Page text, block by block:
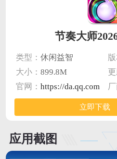
节奏大师
类型： 休闲益智
大小： 899.8M 更
官网： https://da.qq.com 厂
立即下载
应用截图